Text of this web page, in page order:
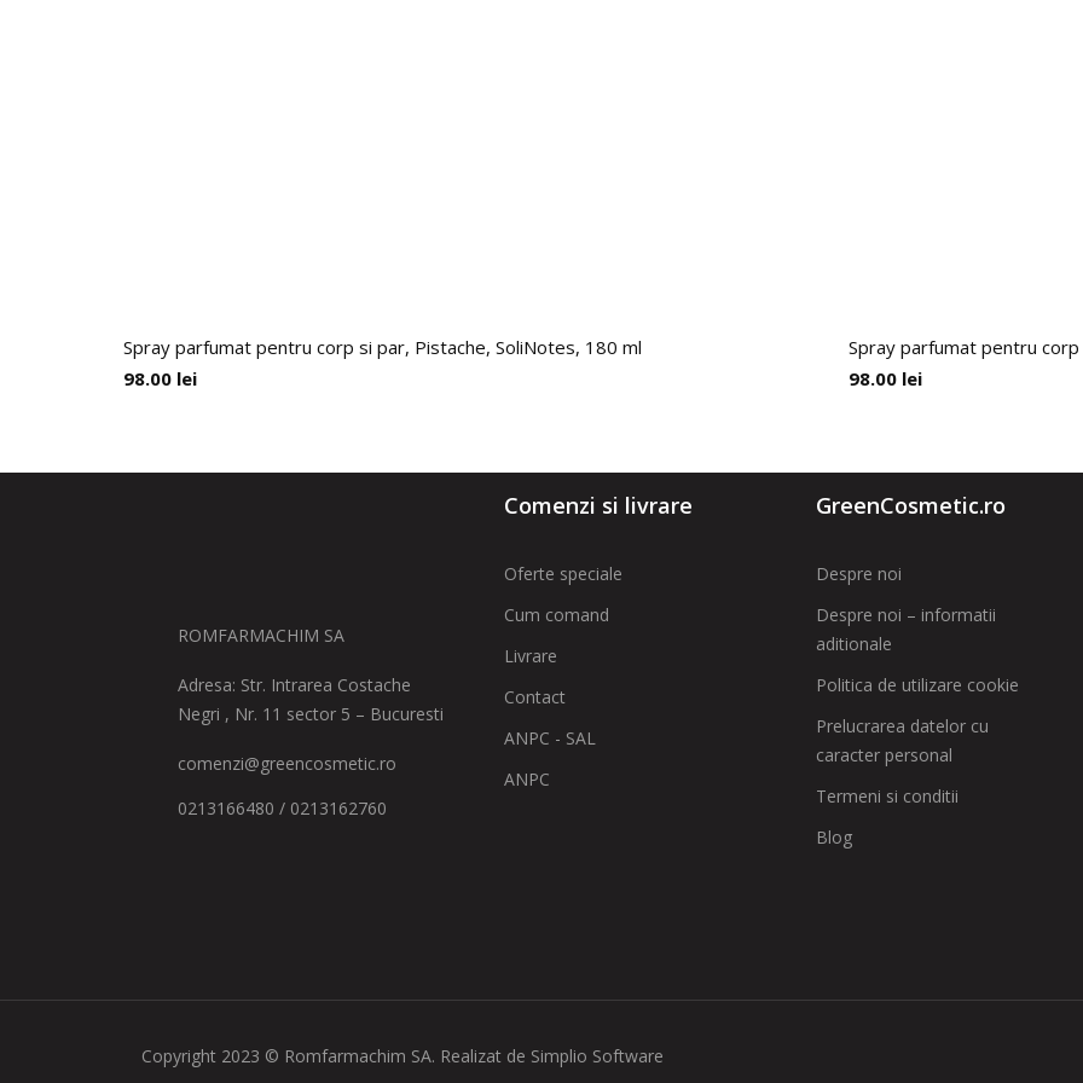
Spray parfumat pentru corp si par, Pistache, SoliNotes, 180 ml
98.00 lei
Spray parfumat pentru
98.00 lei
ROMFARMACHIM SA
Adresa: Str. Intrarea Costache
Negri , Nr. 11 sector 5 – Bucuresti
comenzi@greencosmetic.ro
0213166480 / 0213162760
Comenzi si livrare
Oferte speciale
Cum comand
Livrare
Contact
ANPC - SAL
ANPC
GreenCosmetic.ro
Despre noi
Despre noi – informatii
aditionale
Politica de utilizare cookie
Prelucrarea datelor cu
caracter personal
Termeni si conditii
Blog
Copyright 2023 © Romfarmachim SA. Realizat de Simplio Software